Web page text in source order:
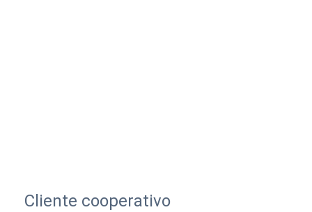
Cliente cooperativo